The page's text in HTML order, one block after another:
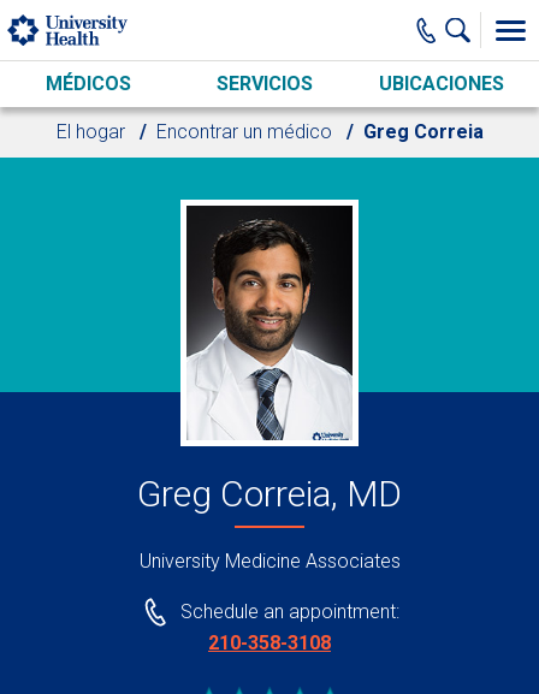
Skip to main content
MÉDICOS SERVICIOS UBICACIONES
El hogar Encontrar un médico Greg Correia
Greg Correia, MD
University Medicine Associates
Schedule an appointment:
210-358-3108